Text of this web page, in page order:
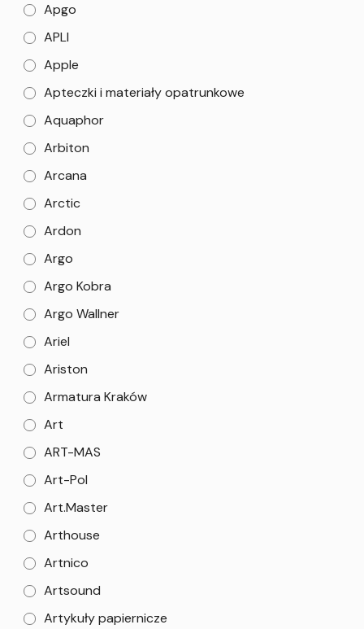
Apgo
APLI
Apple
Apteczki i materiały opatrunkowe
Aquaphor
Arbiton
Arcana
Arctic
Ardon
Argo
Argo Kobra
Argo Wallner
Ariel
Ariston
Armatura Kraków
Art
ART-MAS
Art-Pol
Art.Master
Arthouse
Artnico
Artsound
Artykuły papiernicze